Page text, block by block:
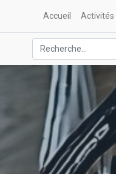
Accueil Activités